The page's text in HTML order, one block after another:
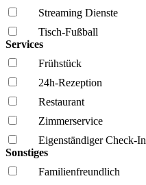
Streaming Dienste
Tisch-Fußball
Services
Frühstück
24h-Rezeption
Restaurant
Zimmerservice
Eigenständiger Check-In
Sonstiges
Familien­freundlich